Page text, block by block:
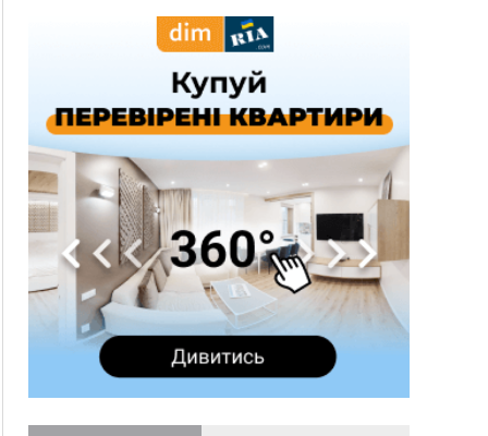
вимкнення світла
За змову на тендері для Долинської лікарні
двох підприємців оштрафували на 272 тисячі
10:09
Яремчанський суд виніс вирок чоловіку, який
у Буковелі вкрав із супермаркету пляшку віскі
за 8,5 тисяч
09:53
В урочищі біля Галича археологи відкопали
давньоруську вагову гирку XII–XIII століть
У Франківську медики провели серію
складних операцій на аорті
07 Серпня
ФОТО У Богородчанах на "зебрі" водій Audi
наїхав на хлопчика з велосипедом